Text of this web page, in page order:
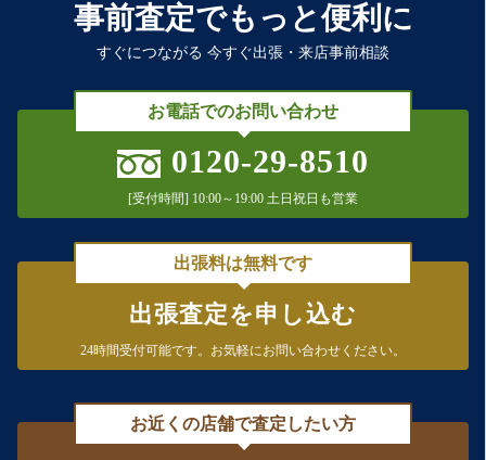
事前査定でもっと便利に
すぐにつながる 今すぐ出張・来店事前相談
お電話でのお問い合わせ
0120-29-8510
[受付時間] 10:00～19:00 土日祝日も営業
出張料は無料です
出張査定を申し込む
24時間受付可能です。 お気軽にお問い合わせください。
お近くの店舗で査定したい方